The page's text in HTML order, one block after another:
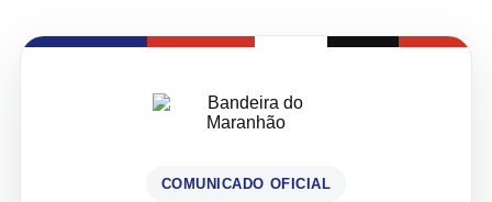
COMUNICADO OFICIAL